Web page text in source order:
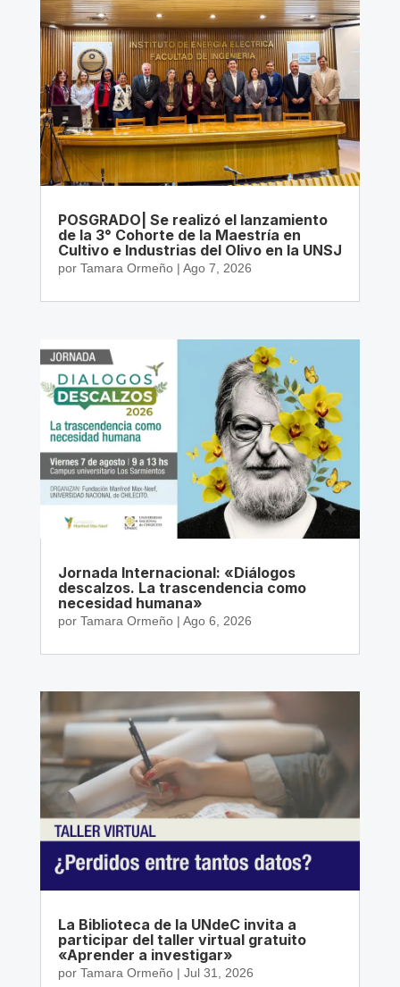
POSGRADO| Se realizó el lanzamiento
de la 3° Cohorte de la Maestría en
Cultivo e Industrias del Olivo en la UNSJ
por Tamara Ormeño| Ago 7, 2026
Jornada Internacional: «Diálogos
descalzos. La trascendencia como
necesidad humana»
por Tamara Ormeño| Ago 6, 2026
La Biblioteca de la UNdeC invita a
participar del taller virtual gratuito
«Aprender a investigar»
por Tamara Ormeño| Jul 31, 2026